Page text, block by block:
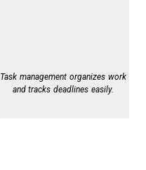
Task management organizes work
and tracks deadlines easily.